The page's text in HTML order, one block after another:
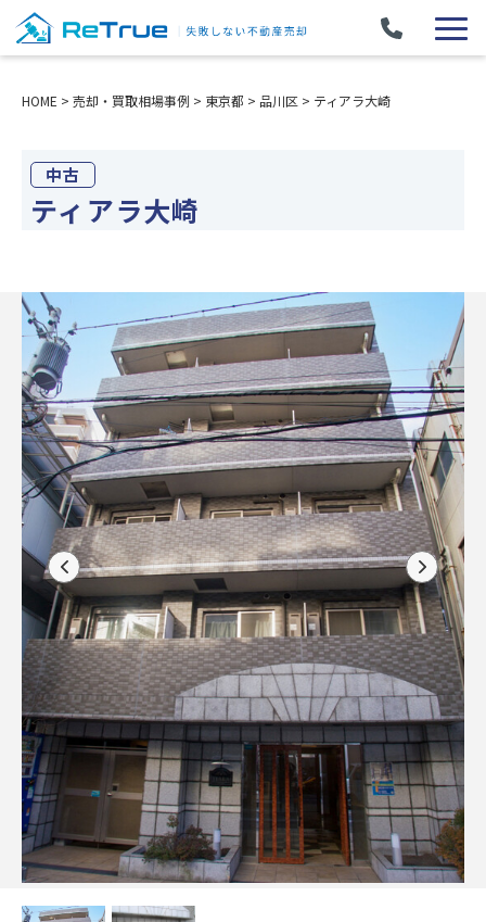
HOME > 売却・買取相場事例 > 東京都 > 品川区 > ティアラ大崎
中古
ティアラ大崎